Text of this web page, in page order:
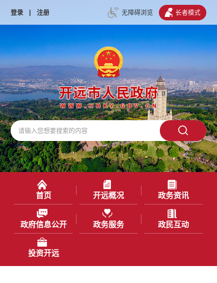
登录 | 注册 无障碍浏览 长者模式
首页 开远概况 政务资讯
政府信息公开 政务服务 政民互动
投资开远